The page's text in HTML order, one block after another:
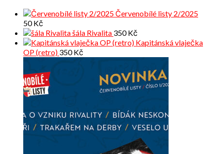
Červenobílé listy 2/2025
50Kč
šála Rivalita 350Kč
Kapitánská vlaječka
OP (retro) 350Kč